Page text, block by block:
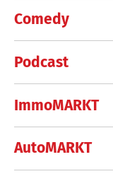
Comedy
Podcast
ImmoMARKT
AutoMARKT